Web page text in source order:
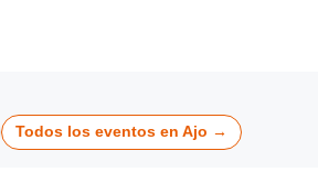
Todos los eventos en Ajo →